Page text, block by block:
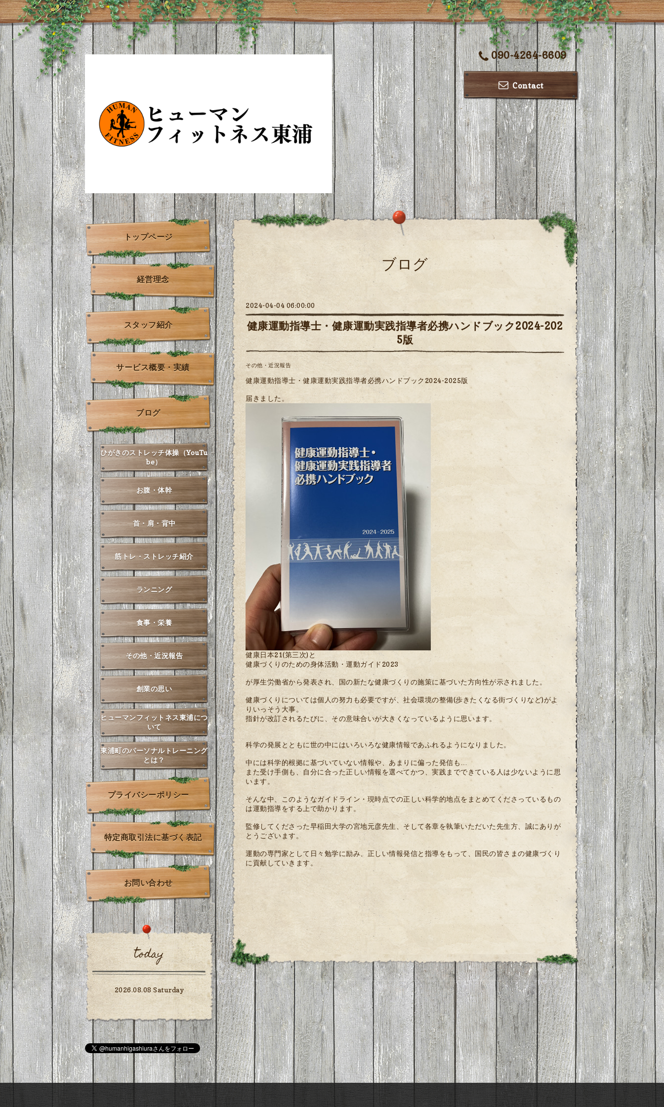
090-4264-6609
Contact
ブログ
2024-04-04 06:00:00
健康運動指導士・健康運動実践指導者必携ハンドブック2024-202
5版
その他・近況報告
健康運動指導士・健康運動実践指導者必携ハンドブック2024-2025版
届きました。
健康日本21(第三次)と
健康づくりのための身体活動・運動ガイド2023
が厚生労働省から発表され、国の新たな健康づくりの施策に基づいた方向性が示されました。
健康づくりについては個人の努力も必要ですが、社会環境の整備(歩きたくなる街づくりなど)がよ
りいっそう大事。
指針が改訂されるたびに、その意味合いが大きくなっているように思います。
科学の発展とともに世の中にはいろいろな健康情報であふれるようになりました。
中には科学的根拠に基づいていない情報や、あまりに偏った発信も…
また受け手側も、自分に合った正しい情報を選べてかつ、実践までできている人は少ないように思
います。
そんな中、このようなガイドライン・現時点での正しい科学的地点をまとめてくださっているもの
は運動指導をする上で助かります。
監修してくださった早稲田大学の宮地元彦先生、そして各章を執筆いただいた先生方、誠にありが
とうございます。
運動の専門家として日々勉学に励み、正しい情報発信と指導をもって、国民の皆さまの健康づくり
に貢献していきます。
トップページ
経営理念
スタッフ紹介
サービス概要・実績
ブログ
ひがきのストレッチ体操（YouTu
be）
お腹・体幹
首・肩・背中
筋トレ・ストレッチ紹介
ランニング
食事・栄養
その他・近況報告
創業の思い
ヒューマンフィットネス東浦につ
いて
東浦町のパーソナルトレーニング
とは？
プライバシーポリシー
特定商取引法に基づく表記
お問い合わせ
today
2026.08.08 Saturday